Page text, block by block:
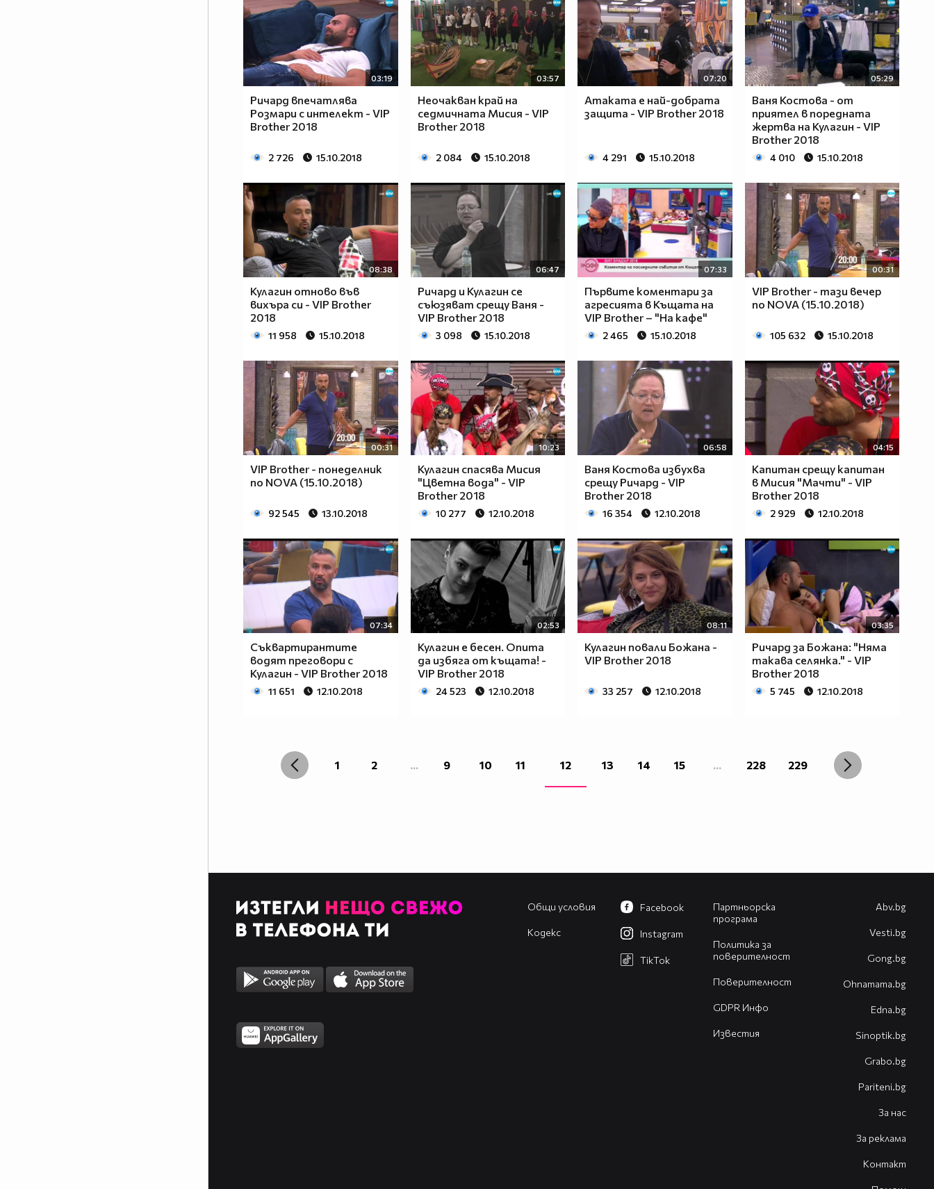
03:19
Ричард впечатлява
Розмари с интелект - VIP
Brother 2018
2 726 15.10.2018
03:57
Неочакван край на
седмичната Мисия - VIP
Brother 2018
2 084 15.10.2018
07:20
Атаката е най-добрата
защита - VIP Brother 2018
4 291 15.10.2018
05:29
Ваня Костова - от
приятел в поредната
жертва на Кулагин - VIP
Brother 2018
4 010 15.10.2018
08:38
Кулагин отново във
вихъра си - VIP Brother
2018
11 958 15.10.2018
06:47
Ричард и Кулагин се
съюзяват срещу Ваня -
VIP Brother 2018
3 098 15.10.2018
07:33
Първите коментари за
агресията в Къщата на
VIP Brother – "На кафе"
2 465 15.10.2018
00:31
VIP Brother - тази вечер
по NOVA (15.10.2018)
105 632 15.10.2018
00:31
VIP Brother - понеделник
по NOVA (15.10.2018)
92 545 13.10.2018
10:23
Кулагин спасява Мисия
"Цветна вода" - VIP
Brother 2018
10 277 12.10.2018
06:58
Ваня Костова избухва
срещу Ричард - VIP
Brother 2018
16 354 12.10.2018
04:15
Капитан срещу капитан
в Мисия "Мачти" - VIP
Brother 2018
2 929 12.10.2018
07:34
Съквартирантите
водят преговори с
Кулагин - VIP Brother 2018
11 651 12.10.2018
02:53
Кулагин е бесен. Опита
да избяга от къщата! -
VIP Brother 2018
24 523 12.10.2018
08:11
Кулагин повали Божана -
VIP Brother 2018
33 257 12.10.2018
03:35
Ричард за Божана: "Няма
такава селянка." - VIP
Brother 2018
5 745 12.10.2018
1 2 ... 9 10 11 12 13 14 15 ... 228 229
Общи условия
Кодекс
Партньорска
програма
Политика за
поверителност
Поверителност
GDPR Инфо
Известия
Facebook
Instagram
TikTok
Abv.bg
Vesti.bg
Gong.bg
Оhnamama.bg
Edna.bg
Sinoptik.bg
Grabo.bg
Pariteni.bg
За нас
За реклама
Контакт